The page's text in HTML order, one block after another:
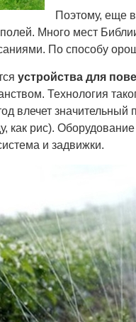
Поэтому, еще
Много мест
По способу
устройства для
Технология
влечет
как рис).
и задвижки.